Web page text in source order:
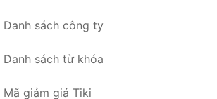
Danh sách công ty
Danh sách từ khóa
Mã giảm giá Tiki